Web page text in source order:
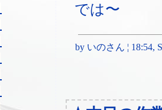
では〜
by いのさん ¦ 18:54,